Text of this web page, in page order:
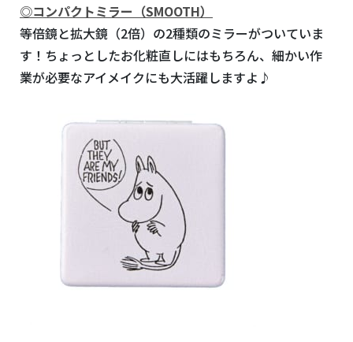
◎コンパクトミラー（SMOOTH）
等倍鏡と拡大鏡（2倍）の2種類のミラーがついていま
す！ちょっとしたお化粧直しにはもちろん、細かい作
業が必要なアイメイクにも大活躍しますよ♪